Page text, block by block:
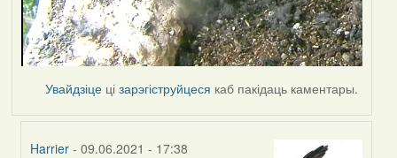
Увайдзіце цізарэгіструйцеся каб пакідаць каментары.
Harrier - 09.06.2021 - 17:38